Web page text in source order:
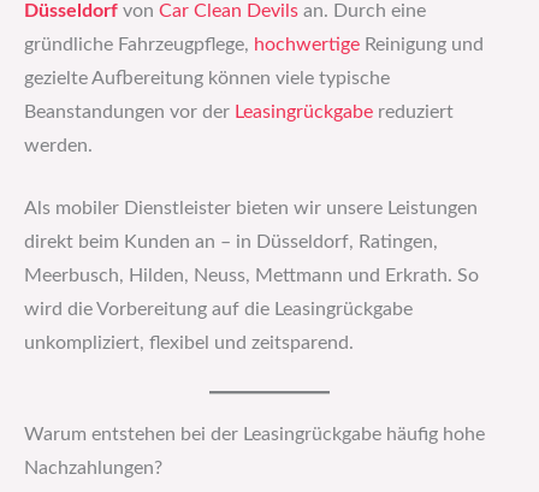
Düsseldorf von Car Clean Devils an. Durch eine
gründliche Fahrzeugpflege, hochwertige Reinigung und
gezielte Aufbereitung können viele typische
Beanstandungen vor der Leasingrückgabe reduziert
werden.
Als mobiler Dienstleister bieten wir unsere Leistungen
direkt beim Kunden an – in Düsseldorf, Ratingen,
Meerbusch, Hilden, Neuss, Mettmann und Erkrath. So
wird die Vorbereitung auf die Leasingrückgabe
unkompliziert, flexibel und zeitsparend.
Warum entstehen bei der Leasingrückgabe häufig hohe
Nachzahlungen?